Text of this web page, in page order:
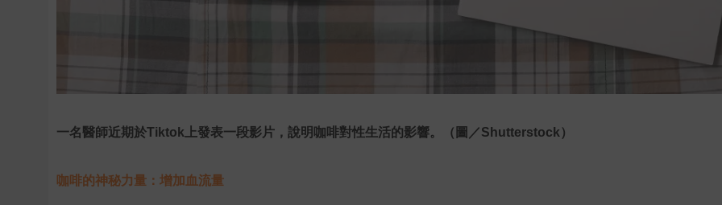
一名醫師近期於Tiktok上發表一段影片，說明咖啡對性生活的影響。（圖／Shutterstock）
咖啡的神秘力量：增加血流量